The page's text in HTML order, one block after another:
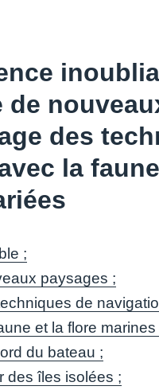
de
des
la
;
paysages ;
de
et la flore marines
du bateau ;
des îles isolées ;